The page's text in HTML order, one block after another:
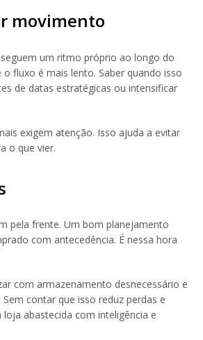
movimento
um ritmo próprio ao longo do
fluxo é mais lento. Saber quando isso
de datas estratégicas ou intensificar
exigem atenção. Isso ajuda a evitar
o que vier.
pela frente. Um bom planejamento
com antecedência. É nessa hora
com armazenamento desnecessário e
contar que isso reduz perdas e
abastecida com inteligência e